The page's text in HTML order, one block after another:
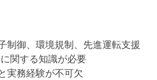
制御、環境規制、先進運転支援
関する知識が必要
実務経験が不可欠